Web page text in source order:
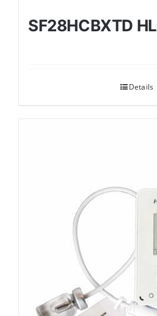
SF28HCBXTD HL
Details